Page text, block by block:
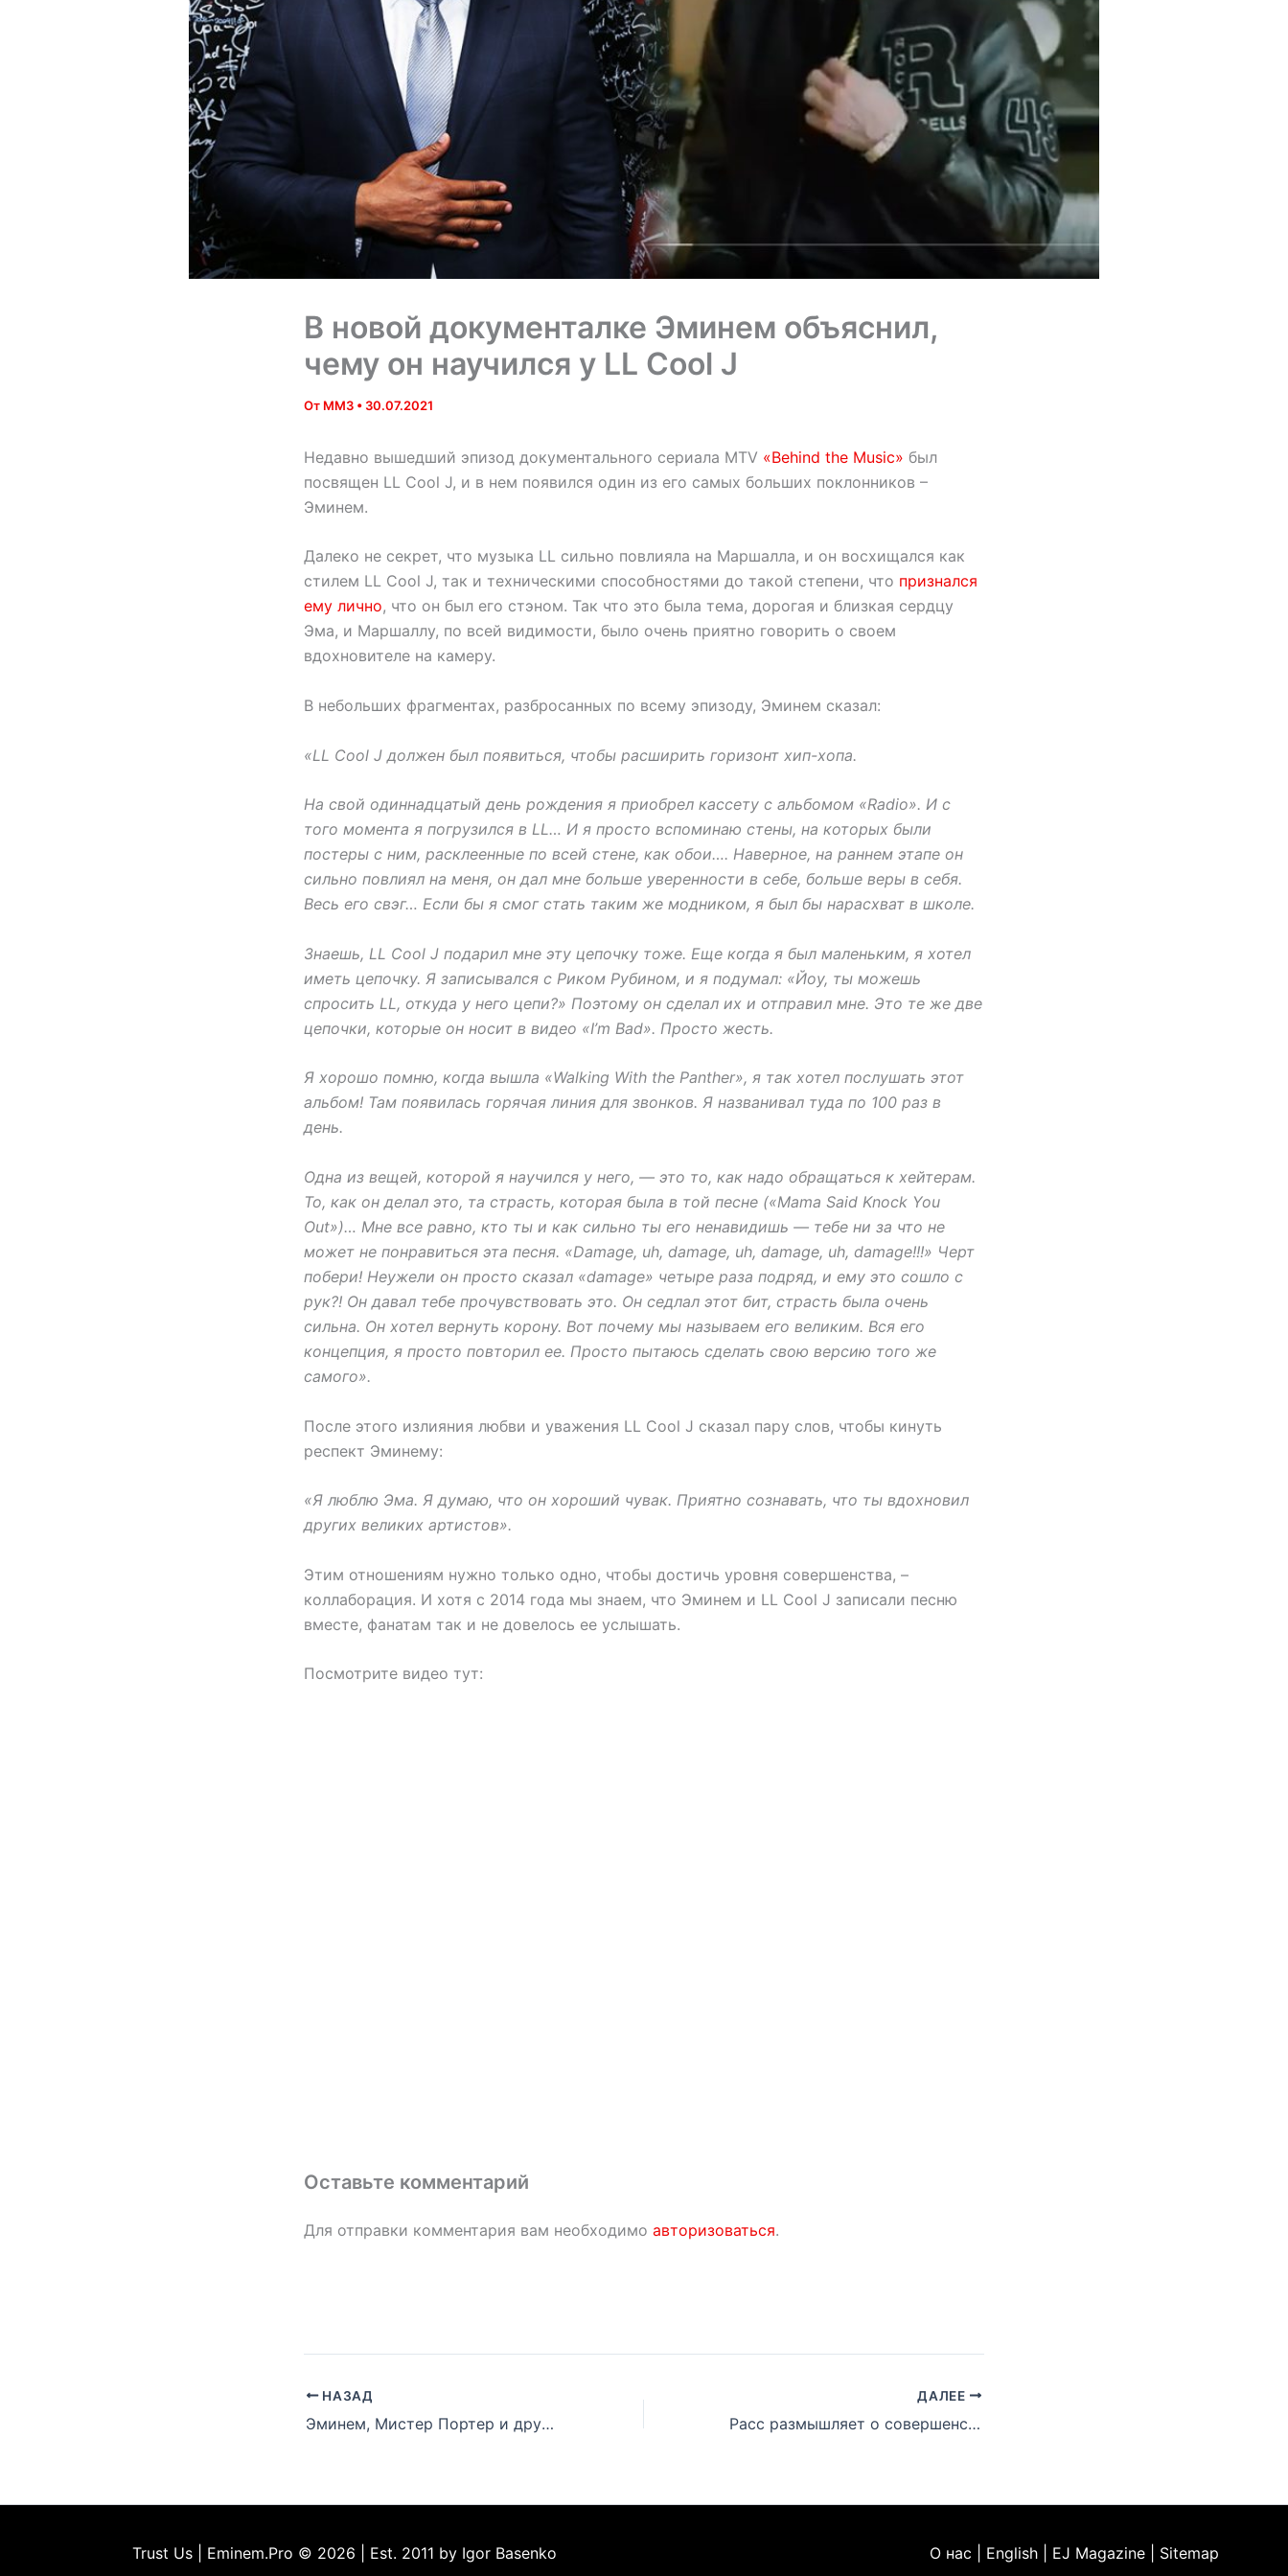
В новой документалке Эминем объяснил,
чему он научился у LL Cool J
От MM3 • 30.07.2021
Недавно вышедший эпизод документального сериала MTV «Behind the Music» был
посвящен LL Cool J, и в нем появился один из его самых больших поклонников –
Эминем.
Далеко не секрет, что музыка LL сильно повлияла на Маршалла, и он восхищался как
стилем LL Cool J, так и техническими способностями до такой степени, что признался
ему лично, что он был его стэном. Так что это была тема, дорогая и близкая сердцу
Эма, и Маршаллу, по всей видимости, было очень приятно говорить о своем
вдохновителе на камеру.
В небольших фрагментах, разбросанных по всему эпизоду, Эминем сказал:
«LL Cool J должен был появиться, чтобы расширить горизонт хип-хопа.
На свой одиннадцатый день рождения я приобрел кассету с альбомом «Radio». И с
того момента я погрузился в LL… И я просто вспоминаю стены, на которых были
постеры с ним, расклеенные по всей стене, как обои…. Наверное, на раннем этапе он
сильно повлиял на меня, он дал мне больше уверенности в себе, больше веры в себя.
Весь его свэг… Если бы я смог стать таким же модником, я был бы нарасхват в школе.
Знаешь, LL Cool J подарил мне эту цепочку тоже. Еще когда я был маленьким, я хотел
иметь цепочку. Я записывался с Риком Рубином, и я подумал: «Йоу, ты можешь
спросить LL, откуда у него цепи?» Поэтому он сделал их и отправил мне. Это те же две
цепочки, которые он носит в видео «I’m Bad». Просто жесть.
Я хорошо помню, когда вышла «Walking With the Panther», я так хотел послушать этот
альбом! Там появилась горячая линия для звонков. Я названивал туда по 100 раз в
день.
Одна из вещей, которой я научился у него, — это то, как надо обращаться к хейтерам.
То, как он делал это, та страсть, которая была в той песне («Mama Said Knock You
Out»)… Мне все равно, кто ты и как сильно ты его ненавидишь — тебе ни за что не
может не понравиться эта песня. «Damage, uh, damage, uh, damage, uh, damage!!!» Черт
побери! Неужели он просто сказал «damage» четыре раза подряд, и ему это сошло с
рук?! Он давал тебе прочувствовать это. Он седлал этот бит, страсть была очень
сильна. Он хотел вернуть корону. Вот почему мы называем его великим. Вся его
концепция, я просто повторил ее. Просто пытаюсь сделать свою версию того же
самого».
После этого излияния любви и уважения LL Cool J сказал пару слов, чтобы кинуть
респект Эминему:
«Я люблю Эма. Я думаю, что он хороший чувак. Приятно сознавать, что ты вдохновил
других великих артистов».
Этим отношениям нужно только одно, чтобы достичь уровня совершенства, –
коллаборация. И хотя с 2014 года мы знаем, что Эминем и LL Cool J записали песню
вместе, фанатам так и не довелось ее услышать.
Посмотрите видео тут:
Оставьте комментарий
Для отправки комментария вам необходимо авторизоваться.
НАЗАД
Эминем, Мистер Портер и другие рассказали о детройтской хип-хоп сцене
ДАЛЕЕ
Расс размышляет о совершенстве флоу Эминема
Trust Us | Eminem.Pro © 2026 | Est. 2011 by Igor Basenko О нас | English | EJ Magazine | Sitemap